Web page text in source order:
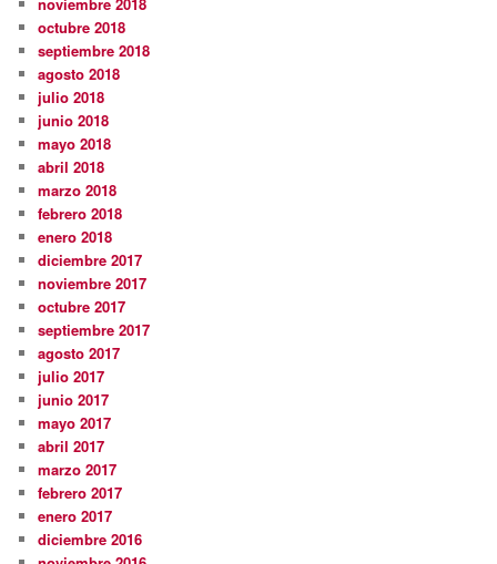
octubre 2018
septiembre 2018
agosto 2018
julio 2018
junio 2018
mayo 2018
abril 2018
marzo 2018
febrero 2018
enero 2018
diciembre 2017
noviembre 2017
octubre 2017
septiembre 2017
agosto 2017
julio 2017
junio 2017
mayo 2017
abril 2017
marzo 2017
febrero 2017
enero 2017
diciembre 2016